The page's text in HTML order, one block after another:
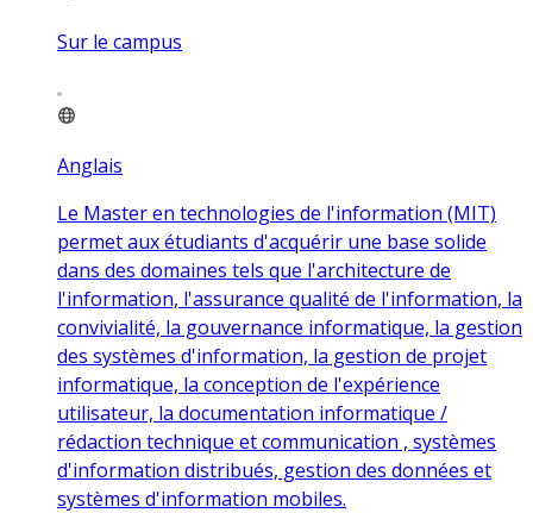
Sur le campus
Anglais
Le Master en technologies de l'information (MIT)
permet aux étudiants d'acquérir une base solide
dans des domaines tels que l'architecture de
l'information, l'assurance qualité de l'information, la
convivialité, la gouvernance informatique, la gestion
des systèmes d'information, la gestion de projet
informatique, la conception de l'expérience
utilisateur, la documentation informatique /
rédaction technique et communication , systèmes
d'information distribués, gestion des données et
systèmes d'information mobiles.